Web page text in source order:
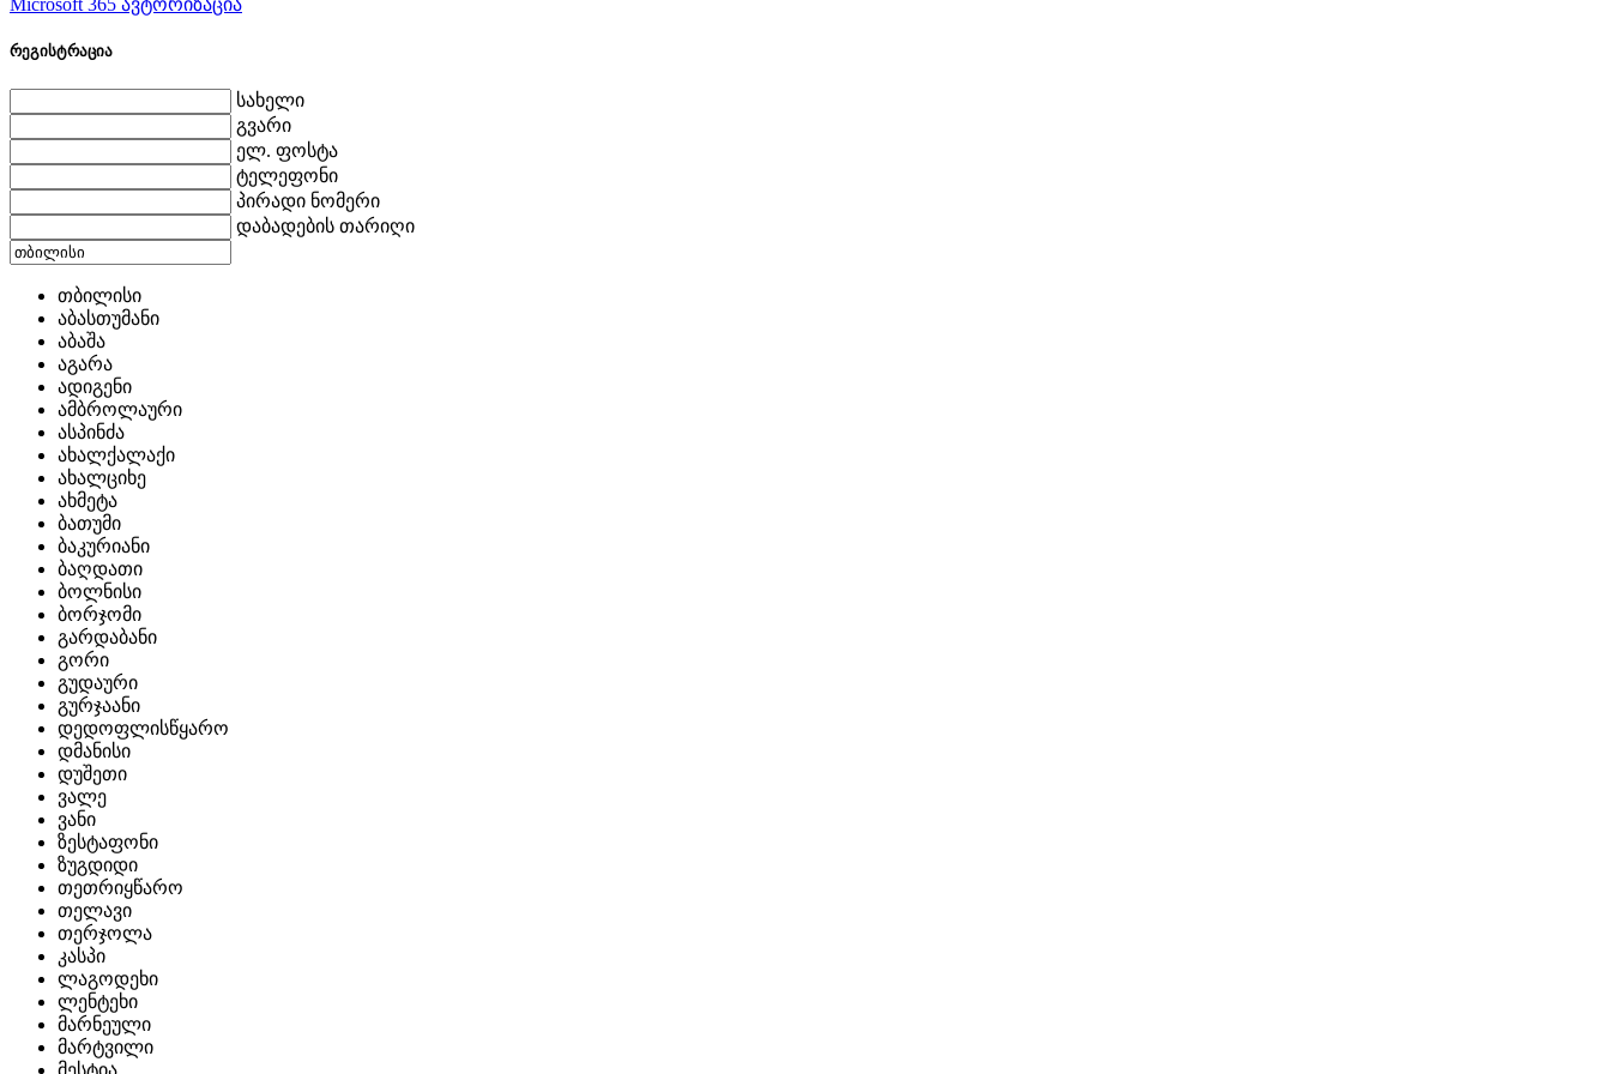
Microsoft 365 ავტორიზაცია
რეგისტრაცია
სახელი
გვარი
ელ. ფოსტა
ტელეფონი
პირადი ნომერი
დაბადების თარიღი
თბილისი
აბასთუმანი
აბაშა
აგარა
ადიგენი
ამბროლაური
ასპინძა
ახალქალაქი
ახალციხე
ახმეტა
ბათუმი
ბაკურიანი
ბაღდათი
ბოლნისი
ბორჯომი
გარდაბანი
გორი
გუდაური
გურჯაანი
დედოფლისწყარო
დმანისი
დუშეთი
ვალე
ვანი
ზესტაფონი
ზუგდიდი
თეთრიყწარო
თელავი
თერჯოლა
კასპი
ლაგოდეხი
ლენტეხი
მარნეული
მარტვილი
მესტია